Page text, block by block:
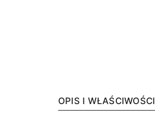
OPIS I WŁAŚCIWOŚCI